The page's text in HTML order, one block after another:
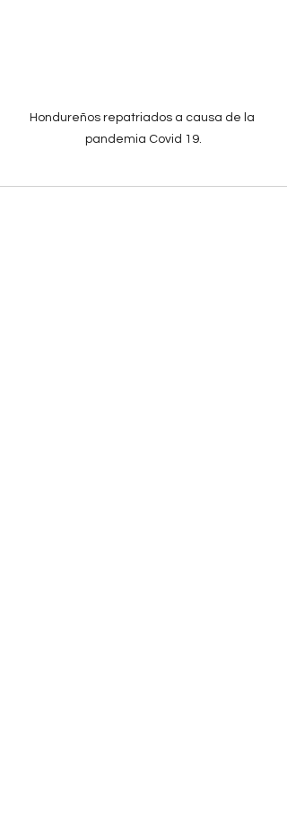
Hondureños repatriados a causa de la
pandemia Covid 19.